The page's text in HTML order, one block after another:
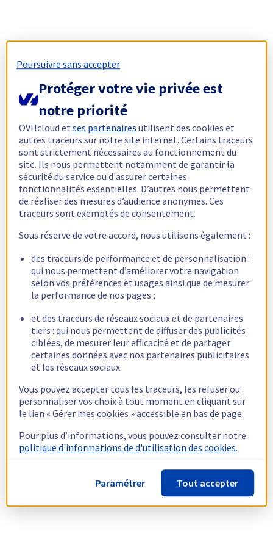
Poursuivre sans accepter
Protéger votre vie privée est
notre priorité
OVHcloud etses partenaires utilisent des cookies et
autres traceurs sur notre site internet. Certains traceurs
sont strictement nécessaires au fonctionnement du
site. Ils nous permettent notamment de garantir la
sécurité du service ou d'assurer certaines
fonctionnalités essentielles. D’autres nous permettent
de réaliser des mesures d’audience anonymes. Ces
traceurs sont exemptés de consentement.
Sous réserve de votre accord, nous utilisons également :
des traceurs de performance et de personnalisation :
qui nous permettent d’améliorer votre navigation
selon vos préférences et usages ainsi que de mesurer
la performance de nos pages ;
et des traceurs de réseaux sociaux et de partenaires
tiers : qui nous permettent de diffuser des publicités
ciblées, de mesurer leur efficacité et de partager
certaines données avec nos partenaires publicitaires
et les réseaux sociaux.
Vous pouvez accepter tous les traceurs, les refuser ou
personnaliser vos choix à tout moment en cliquant sur
le lien « Gérer mes cookies » accessible en bas de page.
Pour plus d’informations, vous pouvez consulter notre
politique d'informations de d'utilisation des cookies.
Paramétrer Tout accepter